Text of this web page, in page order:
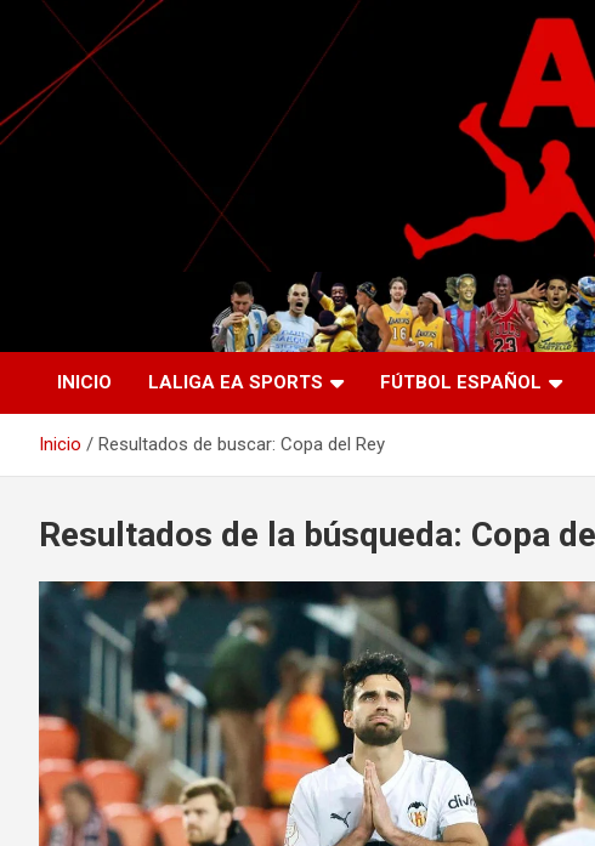
Saltar
contenido
Agente Libre Digital
La nueva generación del periodismo deportivo.
INICIO LALIGA EA SPORTS FÚTBOL ESPAÑOL
Inicio Resultados de buscar: Copa del Rey
Resultados de la búsqueda: Copa